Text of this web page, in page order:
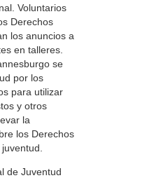
Voluntarios
Derechos
los anuncios a
en talleres.
se
por los
para utilizar
y otros
la
los Derechos
de Juventud